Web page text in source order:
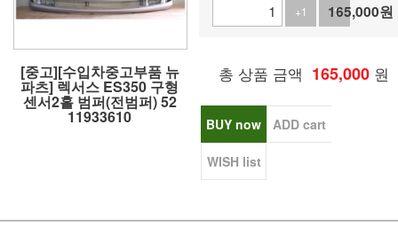
[중고][수입차중고부품 뉴
파츠] 렉서스 ES350 구형
센서2홀 범퍼(전범퍼) 52
11933610
+1
-1
165,000원
총 상품 금액 165,000 원
BUY now ADD cart
WISH list